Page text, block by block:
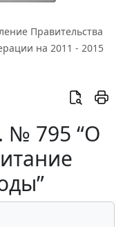
Правительства
на 2011 - 2015
№ 795 “О